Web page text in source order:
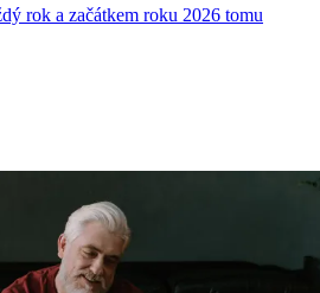
rok a začátkem roku 2026 tomu